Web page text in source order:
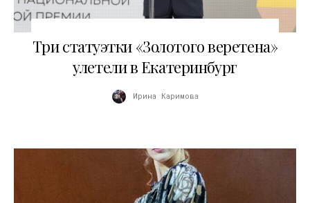
Три статуэтки «Золотого веретена»
улетели в Екатеринбург
Ирина Каримова